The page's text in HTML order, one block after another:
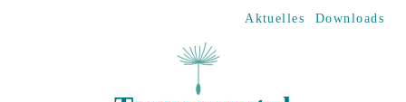
Aktuelles Downloads